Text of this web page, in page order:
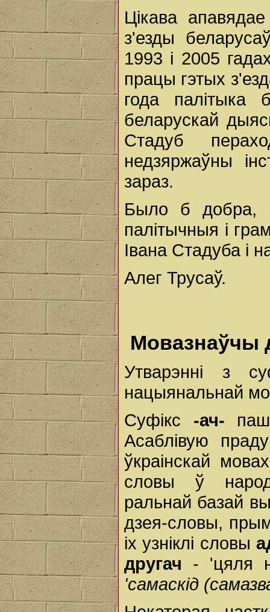
Цікава
з'езды
1993 і 2005
працы гэтых
года палітыка
беларускай
Стадуб
недзяржаўны
зараз.
Было б добра,
палітычныя і
Івана Стадуба і
Алег Трусаў.
Мовазнаўчы
Утварэнні з
нацыянальнай
Суфікс -ач-
Асаблівую
ўкраінскай
словы ў
ральнай базай
дзея-словы,
іх узніклі словы
другач - 'цяля
'самаскід